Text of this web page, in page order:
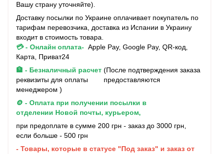
Вашу страну уточняйте).
Доставку посылки по Украине оплачивает покупатель по
тарифам перевозчика, доставка из Испании в Украину
входит в стоимость товара.
💳 - Онлайн оплата- Apple Pay, Google Pay, QR-код,
Карта, Приват24
🏦 - Безналичный расчет (После подтверждения заказа
реквизиты для оплаты предоставляются
менеджером )
🪙 - Оплата при получении посылки в
отделении Новой почты, курьером,
при предоплате в сумме 200 грн - заказ до 3000 грн,
если больше - 500 грн
- Товары, которые в статусе "Под заказ" и заказ от